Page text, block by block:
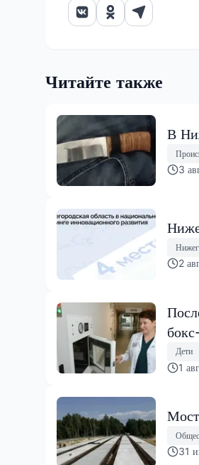
Читайте также
В
3
2
Дети
1
31